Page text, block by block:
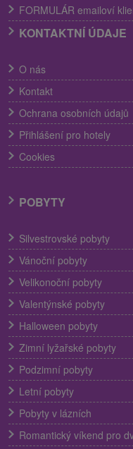
FORMULÁR emailoví
KONTAKTNÍ ÚDAJE
O nás
Kontakt
Ochrana osobních údajů
Přihlášení pro hotely
Cookies
POBYTY
Silvestrovské pobyty
Vánoční pobyty
Velikonoční pobyty
Valentýnské pobyty
Halloween pobyty
Zimní lyžařské pobyty
Podzimní pobyty
Letní pobyty
Pobyty v lázních
Romantický víkend pro